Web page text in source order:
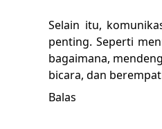
Selain itu,
penting. Seperti
bagaimana,
bicara, dan
Balas